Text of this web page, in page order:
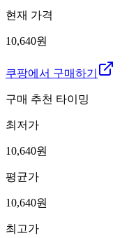
현재 가격
10,640원
쿠팡에서 구매하기
구매 추천 타이밍
최저가
10,640원
평균가
10,640원
최고가